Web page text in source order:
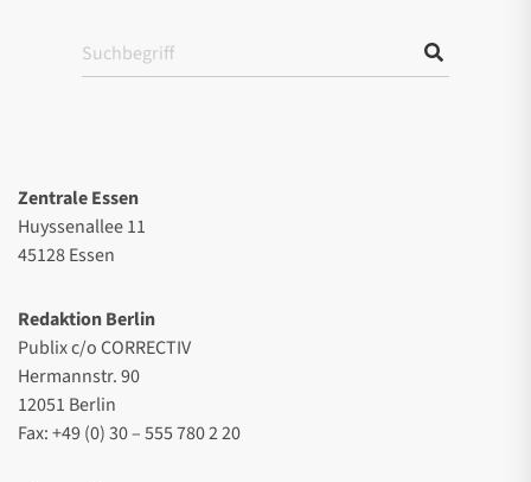
Zentrale Essen
Huyssenallee 11
45128 Essen
Redaktion Berlin
Publix c/o CORRECTIV
Hermannstr. 90
12051 Berlin
Fax: +49 (0) 30 – 555 780 2 20